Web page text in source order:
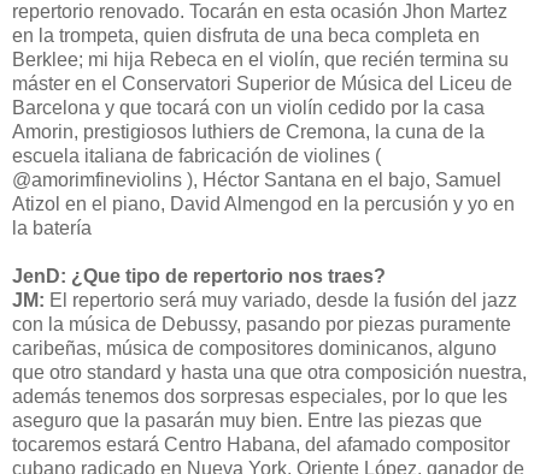
repertorio renovado. Tocarán en esta ocasión Jhon Martez
en la trompeta, quien disfruta de una beca completa en
Berklee; mi hija Rebeca en el violín, que recién termina su
máster en el Conservatori Superior de Música del Liceu de
Barcelona y que tocará con un violín cedido por la casa
Amorin, prestigiosos luthiers de Cremona, la cuna de la
escuela italiana de fabricación de violines (
@amorimfineviolins ), Héctor Santana en el bajo, Samuel
Atizol en el piano, David Almengod en la percusión y yo en
la batería
JenD: ¿Que tipo de repertorio nos traes?
JM: El repertorio será muy variado, desde la fusión del jazz
con la música de Debussy, pasando por piezas puramente
caribeñas, música de compositores dominicanos, alguno
que otro standard y hasta una que otra composición nuestra,
además tenemos dos sorpresas especiales, por lo que les
aseguro que la pasarán muy bien. Entre las piezas que
tocaremos estará Centro Habana, del afamado compositor
cubano radicado en Nueva York, Oriente López, ganador de